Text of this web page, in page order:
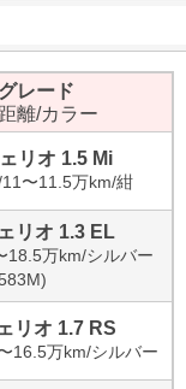
レード
離/カラー
リオ 1.5 Mi
11〜11.5万km/紺
リオ 1.3 EL
18.5万km/シルバー
リオ 1.7 RS
16.5万km/シルバー